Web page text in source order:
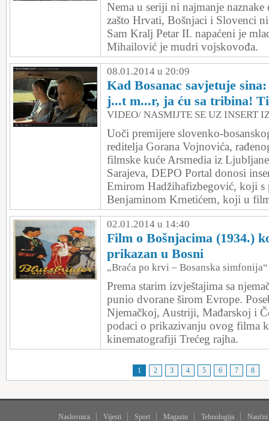
Nema u seriji ni najmanje naznake
zašto Hrvati, Bošnjaci i Slovenci
Sam Kralj Petar II. napaćeni je
Mihailović je mudri vojskovođa.
08.01.2014 u 20:09
Kad Bosanac savjetuje
j...t m...r, ja ću sa tribina!
VIDEO/ NASMIJTE SE UZ INSERT
Uoči premijere slovenko-
reditelja Gorana Vojnovića,
filmske kuće Arsmedia iz
Sarajeva, DEPO Portal donosi
Emirom Hadžihafizbegović, koji
Benjaminom Krnetićem, koji u
02.01.2014 u 14:40
Film o Bošnjacima (1934.)
prikazan u Bosni
„Braća po krvi – Bosanska simfonija“
Prema starim izvještajima sa
punio dvorane širom Evrope.
Njemačkoj, Austriji, Mađarskoj i
podaci o prikazivanju ovog filma
kinematografiji Trećeg rajha.
1 2 3 4 5 6 7 8
Naslovnica Vijesti Sport Magazin Tehnologija